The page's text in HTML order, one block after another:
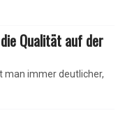
die Lebensmittel
Qualität auf der
man immer deutlicher,